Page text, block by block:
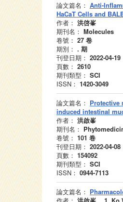
論文篇名： Anti-
HaCaT Cells and
作者： 洪啓峯
期刊名： Molecules
卷號： 27 卷
期別： . 期
刊登日期： 2022-04-19
頁數： 2610
期刊類型： SCI
ISSN： 1420-3049
論文篇名： Protective
induced intestinal
作者： 洪啟峯
期刊名：
卷號： 101 卷
刊登日期： 2022-04-08
頁數： 154092
期刊類型： SCI
ISSN： 0944-7113
論文篇名：